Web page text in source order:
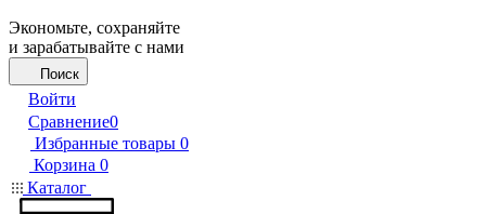
Экономьте, сохраняйте
и зарабатывайте с нами
Поиск
Войти
Сравнение0
Избранные товары 0
Корзина 0
Каталог